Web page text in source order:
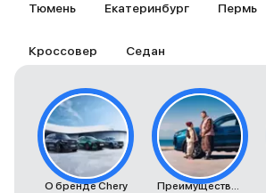
Тюмень Екатеринбург Пермь
Кроссовер Седан
О бренде Chery Преимущества автомобилей Chery